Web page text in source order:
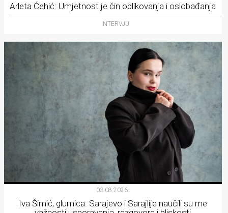
Arleta Ćehić: Umjetnost je čin oblikovanja i oslobađanja
INTERVJU
03.08.2026.
Iva Šimić, glumica: Sarajevo i Sarajlije naučili su me